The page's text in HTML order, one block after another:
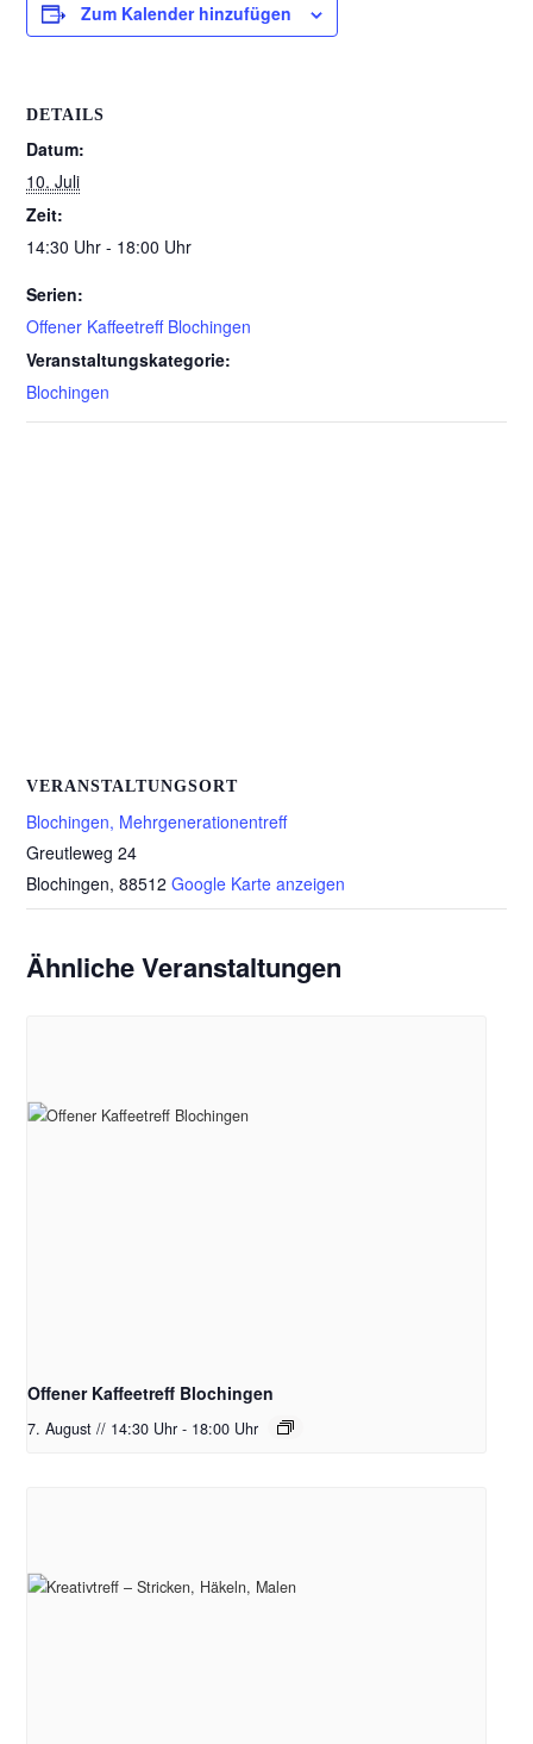
Zum Kalender hinzufügen
DETAILS
Datum:
10. Juli
Zeit:
14:30 Uhr - 18:00 Uhr
Serien:
Offener Kaffeetreff Blochingen
Veranstaltungskategorie:
Blochingen
VERANSTALTUNGSORT
Blochingen, Mehrgenerationentreff
Greutleweg 24
Blochingen, 88512 Google Karte anzeigen
Ähnliche Veranstaltungen
Offener Kaffeetreff Blochingen
7. August // 14:30 Uhr - 18:00 Uhr